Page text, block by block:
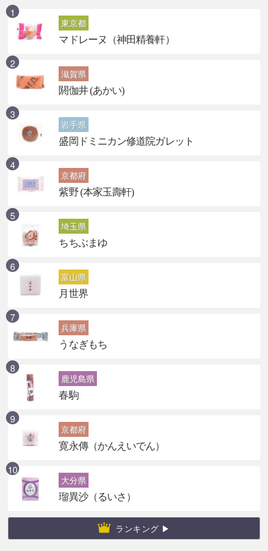
東京都
マドレーヌ（神田精養軒）
滋賀県
閼伽井 (あかい)
岩手県
盛岡ドミニカン修道院ガレット
京都府
紫野 (本家玉壽軒)
埼玉県
ちちぶまゆ
富山県
月世界
兵庫県
うなぎもち
鹿児島県
春駒
京都府
寛永傳（かんえいでん）
大分県
瑠異沙（るいさ）
ランキング ▶